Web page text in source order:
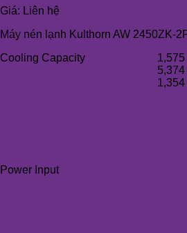
Giá: Liên hệ
Máy nén lạnh Kulthorn AW 2450ZK-
Cooling Capacity
1,575
Power Input